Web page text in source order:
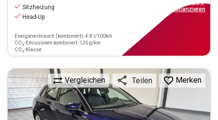
Sitzheizung
Head-Up
Energieverbrauch (kombiniert): 4.8 l/100km
CO₂-Emissionen kombiniert: 126 g/km
CO₂-Klasse:
inkl.MwSt.
finanzieren
Vergleichen Teilen Merken